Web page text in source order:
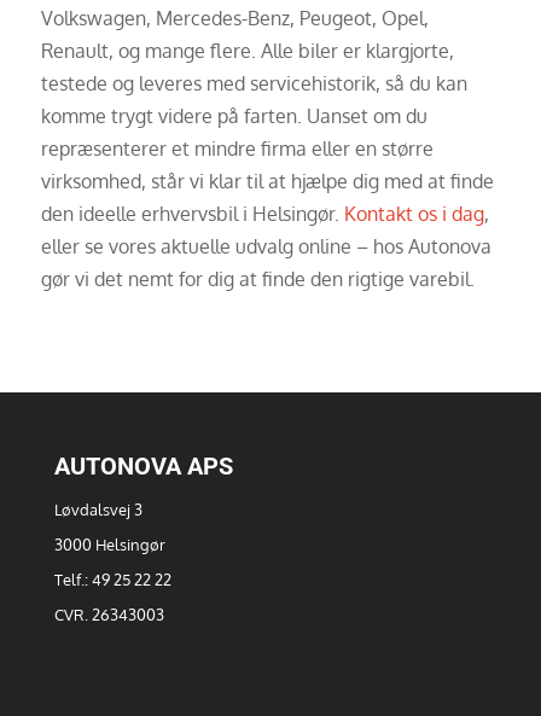
Volkswagen, Mercedes-Benz, Peugeot, Opel,
Renault, og mange flere. Alle biler er klargjorte,
testede og leveres med servicehistorik, så du kan
komme trygt videre på farten. Uanset om du
repræsenterer et mindre firma eller en større
virksomhed, står vi klar til at hjælpe dig med at finde
den ideelle erhvervsbil i Helsingør. Kontakt os i dag,
eller se vores aktuelle udvalg online – hos Autonova
gør vi det nemt for dig at finde den rigtige varebil.
AUTONOVA APS
Løvdalsvej 3
3000 Helsingør
Telf.: 49 25 22 22
CVR. 26343003